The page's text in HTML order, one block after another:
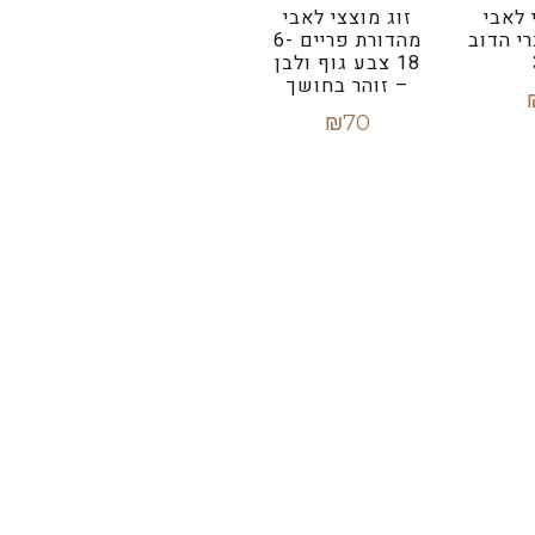
לאבי
הדוב
זוג מוצצי לאבי
מהדורת פריים 6-
18 צבע גוף ולבן
– זוהר בחושך
₪70